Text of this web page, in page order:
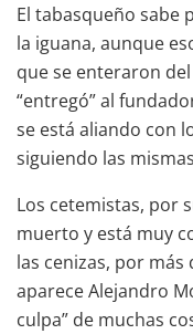
El tabasqueño sabe
la iguana, aunque
que se enteraron
“entregó” al
se está aliando con
siguiendo las
Los cetemistas, por
muerto y está muy
las cenizas, por
aparece Alejandro
culpa” de muchas